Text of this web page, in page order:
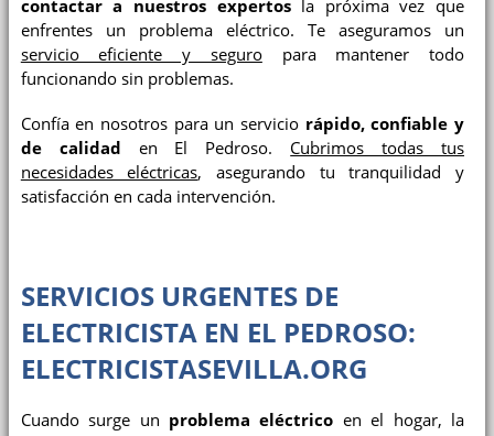
contactar a nuestros expertosla próxima vez que
enfrentes un problema eléctrico. Te aseguramos un
servicio eficiente y seguropara mantener todo
funcionando sin problemas.
Confía en nosotros para un servicio rápido, confiable y
de calidad
en El Pedroso. Cubrimos todas tus
necesidades eléctricas, asegurando tu tranquilidad y
satisfacción en cada intervención.
SERVICIOS URGENTES DE
ELECTRICISTA EN EL PEDROSO:
ELECTRICISTASEVILLA.ORG
Cuando surge un problema eléctrico en el hogar, la